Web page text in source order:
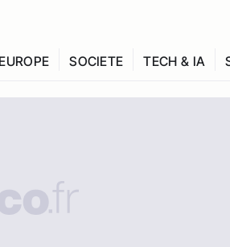
EUROPE SOCIETE TECH & IA